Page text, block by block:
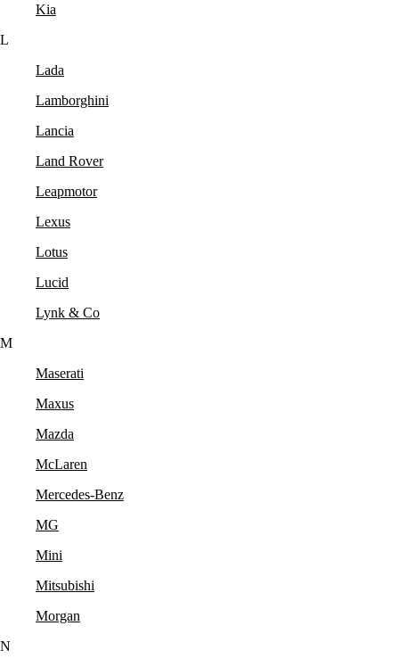
Kia
L
Lada
Lamborghini
Lancia
Land Rover
Leapmotor
Lexus
Lotus
Lucid
Lynk & Co
M
Maserati
Maxus
Mazda
McLaren
Mercedes-Benz
MG
Mini
Mitsubishi
Morgan
N